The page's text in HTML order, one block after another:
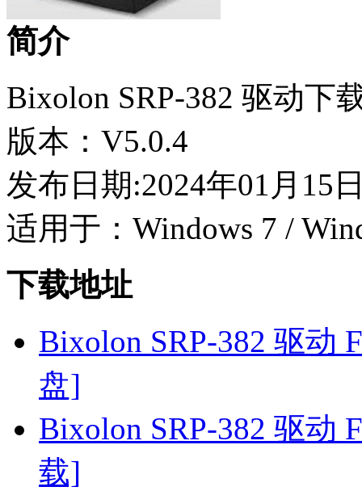
简介
Bixolon SRP-382 驱动下
版本：V5.0.4
发布日期:2024年01月15
适用于：Windows 7 /
下载地址
Bixolon SRP-382 驱动
盘]
Bixolon SRP-382 驱动
载]